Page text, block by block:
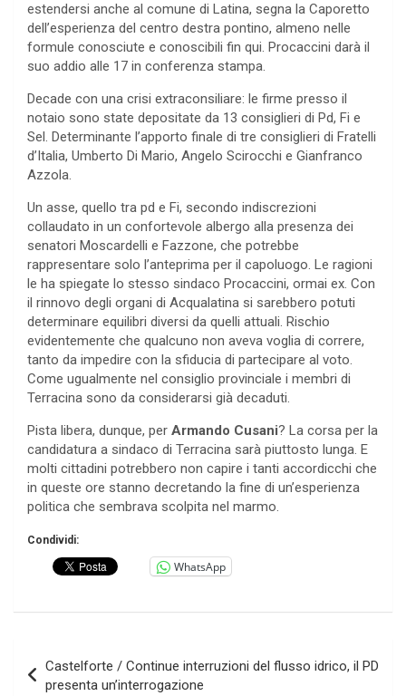
estendersi anche al comune di Latina, segna la Caporetto
dell’esperienza del centro destra pontino, almeno nelle
formule conosciute e conoscibili fin qui. Procaccini darà il
suo addio alle 17 in conferenza stampa.
Decade con una crisi extraconsiliare: le firme presso il
notaio sono state depositate da 13 consiglieri di Pd, Fi e
Sel. Determinante l’apporto finale di tre consiglieri di Fratelli
d’Italia, Umberto Di Mario, Angelo Scirocchi e Gianfranco
Azzola.
Un asse, quello tra pd e Fi, secondo indiscrezioni
collaudato in un confortevole albergo alla presenza dei
senatori Moscardelli e Fazzone, che potrebbe
rappresentare solo l’anteprima per il capoluogo. Le ragioni
le ha spiegate lo stesso sindaco Procaccini, ormai ex. Con
il rinnovo degli organi di Acqualatina si sarebbero potuti
determinare equilibri diversi da quelli attuali. Rischio
evidentemente che qualcuno non aveva voglia di correre,
tanto da impedire con la sfiducia di partecipare al voto.
Come ugualmente nel consiglio provinciale i membri di
Terracina sono da considerarsi già decaduti.
Pista libera, dunque, per Armando Cusani? La corsa per la
candidatura a sindaco di Terracina sarà piuttosto lunga. E
molti cittadini potrebbero non capire i tanti accordicchi che
in queste ore stanno decretando la fine di un’esperienza
politica che sembrava scolpita nel marmo.
Condividi:
WhatsApp
articoli
Castelforte / Continue interruzioni del flusso idrico, il PD
presenta un’interrogazione